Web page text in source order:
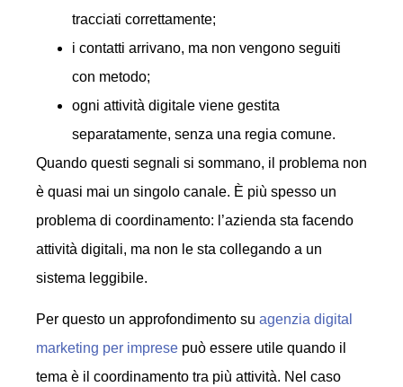
tracciati correttamente;
i contatti arrivano, ma non vengono seguiti
con metodo;
ogni attività digitale viene gestita
separatamente, senza una regia comune.
Quando questi segnali si sommano, il problema non
è quasi mai un singolo canale. È più spesso un
problema di coordinamento: l’azienda sta facendo
attività digitali, ma non le sta collegando a un
sistema leggibile.
Per questo un approfondimento su agenzia digital
marketing per imprese può essere utile quando il
tema è il coordinamento tra più attività. Nel caso